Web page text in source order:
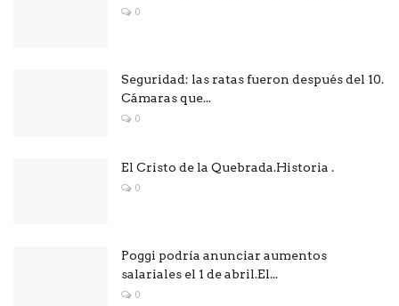
0
Seguridad: las ratas fueron después del 10.
Cámaras que...
0
El Cristo de la Quebrada.Historia .
0
Poggi podría anunciar aumentos
salariales el 1 de abril.El...
0